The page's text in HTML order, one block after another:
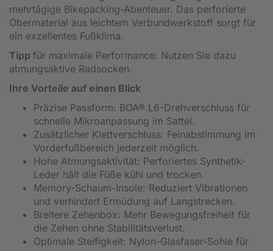
mehrtägige Bikepacking-Abenteuer. Das perforierte
Obermaterial aus leichtem Verbundwerkstoff sorgt für
ein exzellentes Fußklima.
Tipp für maximale Performance: Nutzen Sie dazu
atmungsaktive Radsocken.
Ihre Vorteile auf einen Blick
Präzise Passform: BOA® L6-Drehverschluss für
schnelle Mikroanpassung im Sattel.
Zusätzlicher Klettverschluss: Feinabstimmung im
Vorderfußbereich jederzeit möglich.
Hohe Atmungsaktivität: Perforiertes Synthetik-
Leder hält die Füße kühl und trocken.
Memory-Schaum-Insole: Reduziert Vibrationen
und verhindert Ermüdung auf Langstrecken.
Breitere Zehenbox: Mehr Bewegungsfreiheit für
die Zehen ohne Stabilitätsverlust.
Optimale Steifigkeit: Nylon-Glasfaser-Sohle für